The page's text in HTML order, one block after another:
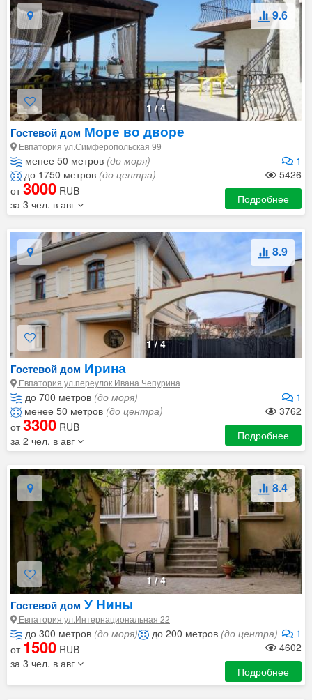
1 /4
9.6
Гостевой дом Море во дворе
Евпатория ул.Симферопольская 99
менее 50 метров (до моря)
1
до 1750 метров (до центра)
5426
от3000 RUB
за 3 чел. в авг
Подробнее
1/4
8.9
Гостевой дом Ирина
Евпатория ул.переулок Ивана Чепурина
до 700 метров (до моря)
1
менее 50 метров (до центра)
3762
от3300 RUB
за 2 чел. в авг
Подробнее
1/4
8.4
Гостевой дом У Нины
Евпатория ул.Интернациональная 22
до 300 метров (до моря) 1
до 200 метров (до центра)
4602
от 1500 RUB
за 3 чел. в авг
Подробнее